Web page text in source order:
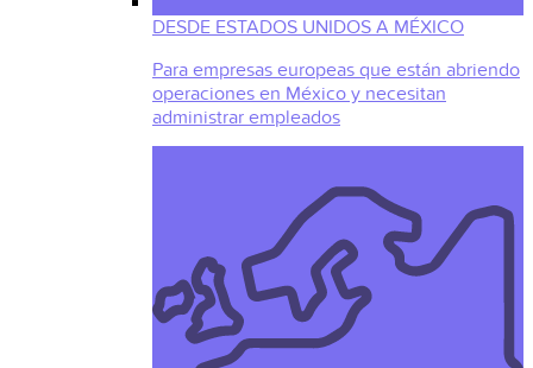
DESDE ESTADOS UNIDOS A MÉXICO
Para empresas europeas que están abriendo
operaciones en México y necesitan
administrar empleados